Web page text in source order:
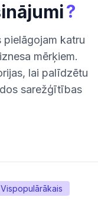
?
pielāgojam katru
mērķiem.
lai palīdzētu
sarežģītības
Vispopulārākais